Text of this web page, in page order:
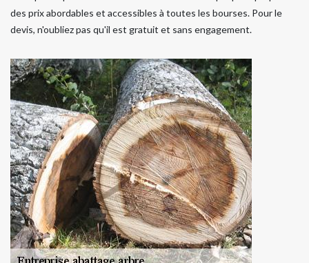
des prix abordables et accessibles à toutes les bourses. Pour le
devis, n'oubliez pas qu'il est gratuit et sans engagement.